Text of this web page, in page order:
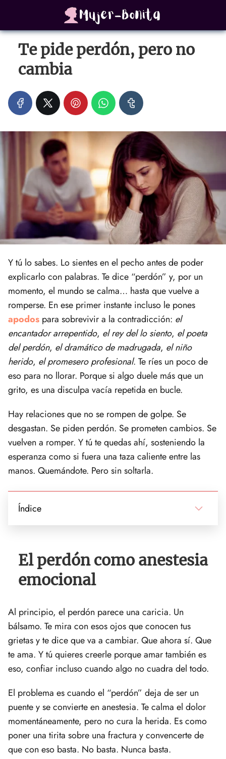
Te pide perdón, pero no
cambia
Y tú lo sabes. Lo sientes en el pecho antes de poder
explicarlo con palabras. Te dice “perdón” y, por un
momento, el mundo se calma… hasta que vuelve a
romperse. En ese primer instante incluso le pones
apodos para sobrevivir a la contradicción: el
encantador arrepentido, el rey del lo siento, el poeta
del perdón, el dramático de madrugada, el niño
herido, el promesero profesional. Te ríes un poco de
eso para no llorar. Porque si algo duele más que un
grito, es una disculpa vacía repetida en bucle.
Hay relaciones que no se rompen de golpe. Se
desgastan. Se piden perdón. Se prometen cambios. Se
vuelven a romper. Y tú te quedas ahí, sosteniendo la
esperanza como si fuera una taza caliente entre las
manos. Quemándote. Pero sin soltarla.
Índice
El perdón como anestesia
emocional
Al principio, el perdón parece una caricia. Un
bálsamo. Te mira con esos ojos que conocen tus
grietas y te dice que va a cambiar. Que ahora sí. Que
te ama. Y tú quieres creerle porque amar también es
eso, confiar incluso cuando algo no cuadra del todo.
El problema es cuando el “perdón” deja de ser un
puente y se convierte en anestesia. Te calma el dolor
momentáneamente, pero no cura la herida. Es como
poner una tirita sobre una fractura y convencerte de
que con eso basta. No basta. Nunca basta.